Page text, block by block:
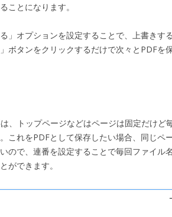
ことになります。
」オプションを設定することで、上書きす
ボタンをクリックするだけで次々とPDFを
、トップページなどはページは固定だけど
これをPDFとして保存したい場合、同じペ
ので、連番を設定することで毎回ファイル
ができます。